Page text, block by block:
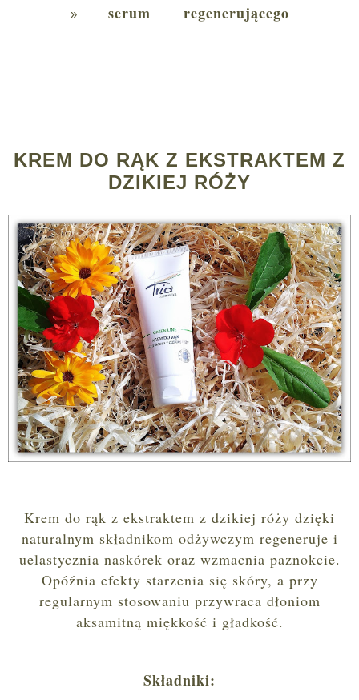
serum regenerującego
KREM DO RĄK Z EKSTRAKTEM Z
DZIKIEJ RÓŻY
Krem do rąk z ekstraktem z dzikiej róży dzięki
naturalnym składnikom odżywczym regeneruje i
uelastycznia naskórek oraz wzmacnia paznokcie.
Opóźnia efekty starzenia się skóry, a przy
regularnym stosowaniu przywraca dłoniom
aksamitną miękkość i gładkość.
Składniki: